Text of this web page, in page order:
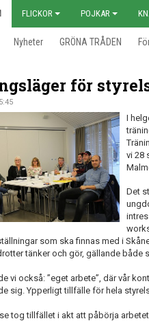
FLICKOR POJKAR
Nyheter GRÖNA TRÅDEN
för
I
vi 28
Det
som ska finnas med i
tänker och gör, gällande
vi också: ”eget arbete”, där vår
sig. Ypperligt tillfälle för hela
tog tillfället i akt att påbörja